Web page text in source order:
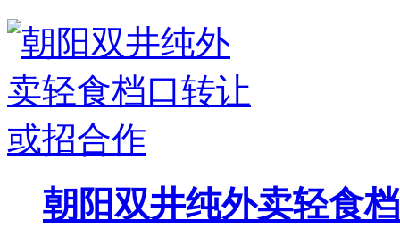
朝阳双井纯外卖轻食